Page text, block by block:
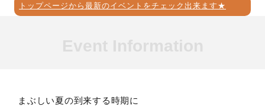
トップページから最新のイベントをチェック出来ます★
まぶしい夏の到来する時期に